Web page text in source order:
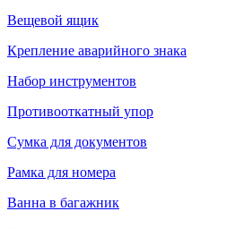
Вещевой ящик
Крепление аварийного знака
Набор инструментов
Противооткатный упор
Сумка для документов
Рамка для номера
Ванна в багажник